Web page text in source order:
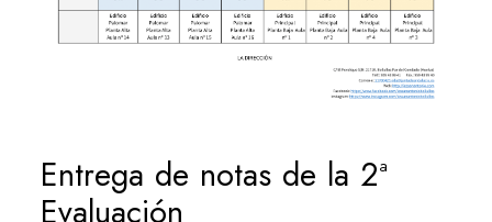
Entrega de notas de la 2ª
Evaluación